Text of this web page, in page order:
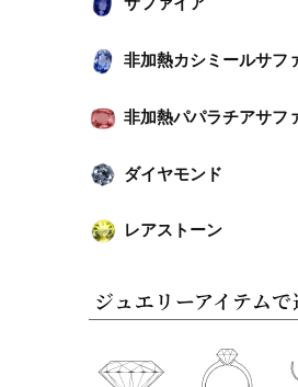
サファイア
非加熱カシミールサフ
非加熱パパラチアサフ
ダイヤモンド
レアストーン
ジュエリーアイテム